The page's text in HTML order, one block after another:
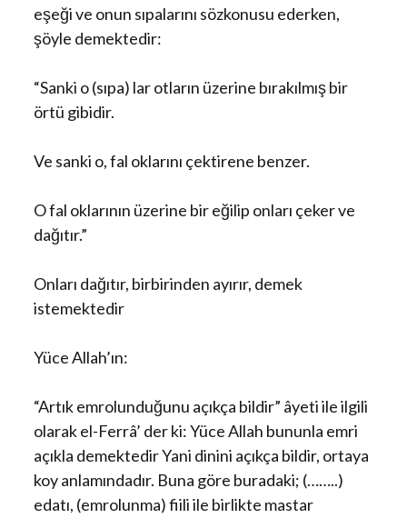
eşeği ve onun sıpalarını sözkonusu ederken,
şöyle demektedir:
“Sanki o (sıpa) lar otların üzerine bırakılmış bir
örtü gibidir.
Ve sanki o, fal oklarını çektirene benzer.
O fal oklarının üzerine bir eğilip onları çeker ve
dağıtır.”
Onları dağıtır, birbirinden ayırır, demek
istemektedir
Yüce Allah’ın:
“Artık emrolunduğunu açıkça bildir” âyeti ile ilgili
olarak el-Ferrâ’ der ki: Yüce Allah bununla emri
açıkla demektedir Yani dinini açıkça bildir, ortaya
koy anlamındadır. Buna göre buradaki; (……..)
edatı, (emrolunma) fiili ile birlikte mastar